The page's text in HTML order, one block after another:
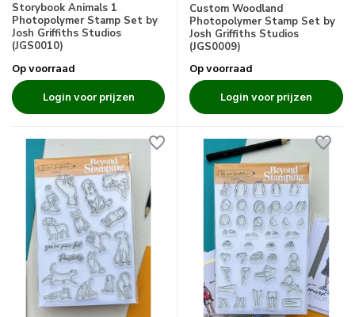
Storybook Animals 1
Photopolymer Stamp Set by
Josh Griffiths Studios
(JGS0010)
Op voorraad
Login voor prijzen
Custom Woodland
Photopolymer Stamp Set by
Josh Griffiths Studios
(JGS0009)
Op voorraad
Login voor prijzen